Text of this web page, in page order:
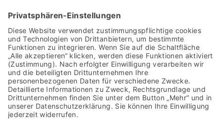
Rumänien
Serbien
Slowakei
Spanien